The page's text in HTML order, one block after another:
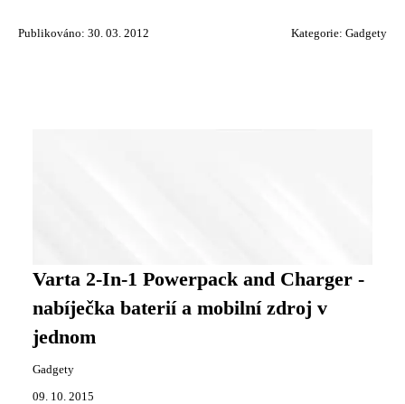
Publikováno: 30. 03. 2012 Kategorie: Gadgety
Varta 2-In-1 Powerpack and Charger -
nabíječka baterií a mobilní zdroj v
jednom
Gadgety
09. 10. 2015